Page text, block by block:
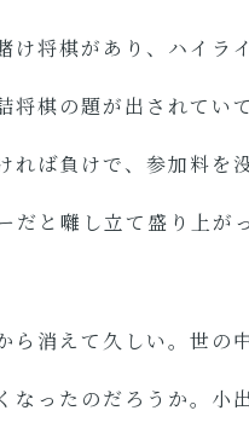
け将棋があり、ハイラ
将棋の題が出されてい
ば負けで、参加料を
と囃し立て盛り上が
ら消えて久しい。世の
なったのだろうか。小